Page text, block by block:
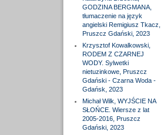
GODZINA BERGMANA,
tłumaczenie na język
angielski Remigiusz Tkacz,
Pruszcz Gdański, 2023
Krzysztof Kowalkowski,
RODEM Z CZARNEJ
WODY. Sylwetki
nietuzinkowe, Pruszcz
Gdański - Czarna Woda -
Gdańsk, 2023
Michał Wilk, WYJŚCIE NA
SŁOŃCE. Wiersze z lat
2005-2016, Pruszcz
Gdański, 2023